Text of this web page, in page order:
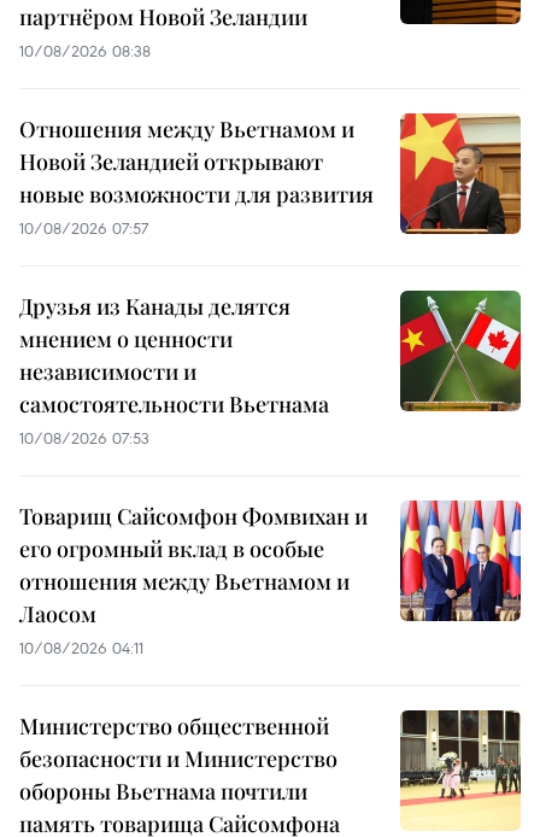
партнёром Новой Зеландии
10/08/2026 08:38
Отношения между Вьетнамом и
Новой Зеландией открывают
новые возможности для развития
10/08/2026 07:57
Друзья из Канады делятся
мнением о ценности
независимости и
самостоятельности Вьетнама
10/08/2026 07:53
Товарищ Сайсомфон Фомвихан и
его огромный вклад в особые
отношения между Вьетнамом и
Лаосом
10/08/2026 04:11
Министерство общественной
безопасности и Министерство
обороны Вьетнама почтили
память товарища Сайсомфона